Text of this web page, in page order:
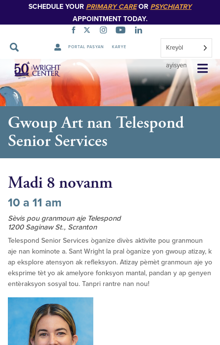
SCHEDULE YOUR PRIMARY CAREOR PSYCHIATRY
APPOINTMENT TODAY.
PORTAL PASYAN KARYE Kreyòl
ayisyen
Sote
Navigasyon
Gwoup Art nan Telespond
Senior Services
Madi 8 novanm
10 a 11 am
Sèvis pou granmoun aje Telespond
1200 Saginaw St., Scranton
Telespond Senior Services òganize divès aktivite pou granmoun
aje nan kominote a. Sant Wright la pral òganize yon gwoup atizay, k
ap eksplore atensyon ak refleksyon. Atizay pèmèt granmoun aje yo
eksprime tèt yo ak amelyore fonksyon mantal, pandan y ap genyen
entèraksyon sosyal tou. Tanpri rantre nan nou!